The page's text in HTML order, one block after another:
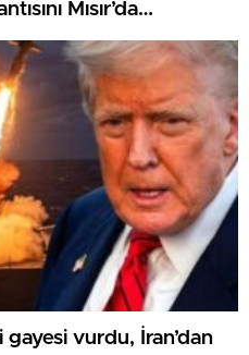
Mısır’da
vurdu, İran’dan